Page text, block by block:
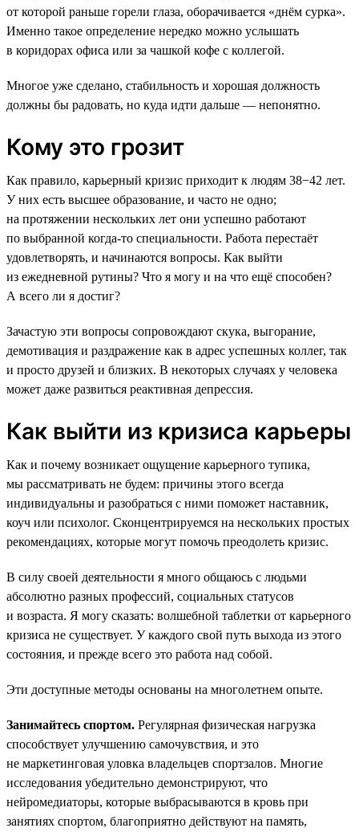
от которой раньше горели глаза, оборачивается «днём сурка».
Именно такое определение нередко можно услышать
в коридорах офиса или за чашкой кофе с коллегой.
Многое уже сделано, стабильность и хорошая должность
должны бы радовать, но куда идти дальше — непонятно.
Кому это грозит
Как правило, карьерный кризис приходит к людям 38−42 лет.
У них есть высшее образование, и часто не одно;
на протяжении нескольких лет они успешно работают
по выбранной когда-то специальности. Работа перестаёт
удовлетворять, и начинаются вопросы. Как выйти
из ежедневной рутины? Что я могу и на что ещё способен?
А всего ли я достиг?
Зачастую эти вопросы сопровождают скука, выгорание,
демотивация и раздражение как в адрес успешных коллег, так
и просто друзей и близких. В некоторых случаях у человека
может даже развиться реактивная депрессия.
Как выйти из кризиса карьеры
Как и почему возникает ощущение карьерного тупика,
мы рассматривать не будем: причины этого всегда
индивидуальны и разобраться с ними поможет наставник,
коуч или психолог. Сконцентрируемся на нескольких простых
рекомендациях, которые могут помочь преодолеть кризис.
В силу своей деятельности я много общаюсь с людьми
абсолютно разных профессий, социальных статусов
и возраста. Я могу сказать: волшебной таблетки от карьерного
кризиса не существует. У каждого свой путь выхода из этого
состояния, и прежде всего это работа над собой.
Эти доступные методы основаны на многолетнем опыте.
Занимайтесь спортом. Регулярная физическая нагрузка
способствует улучшению самочувствия, и это
не маркетинговая уловка владельцев спортзалов. Многие
исследования убедительно демонстрируют, что
нейромедиаторы, которые выбрасываются в кровь при
занятиях спортом, благоприятно действуют на память,